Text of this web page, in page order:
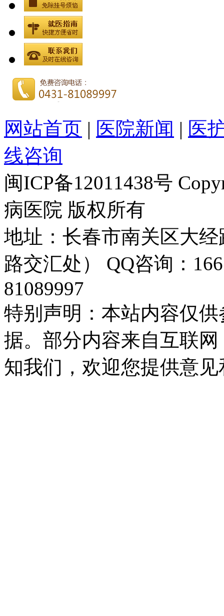
网站首页 | 医院新闻 | 医
线咨询
闽ICP备12011438号
病医院 版权所有
地址：长春市南关区大
路交汇处） QQ咨询：
81089997
特别声明：本站内容仅
据。部分内容来自互联
知我们，欢迎您提供意